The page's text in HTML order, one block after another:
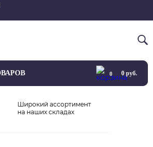
0 0руб.
Широкий ассортимент
на наших складах